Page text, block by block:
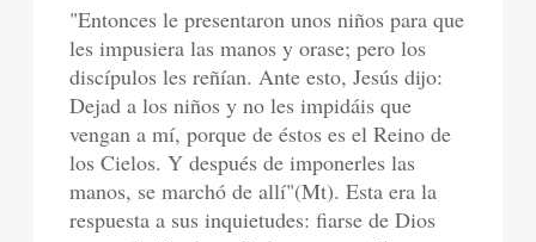
"Entonces le presentaron unos niños para que
les impusiera las manos y orase; pero los
discípulos les reñían. Ante esto, Jesús dijo:
Dejad a los niños y no les impidáis que
vengan a mí, porque de éstos es el Reino de
los Cielos. Y después de imponerles las
manos, se marchó de allí"(Mt). Esta era la
respuesta a sus inquietudes: fiarse de Dios